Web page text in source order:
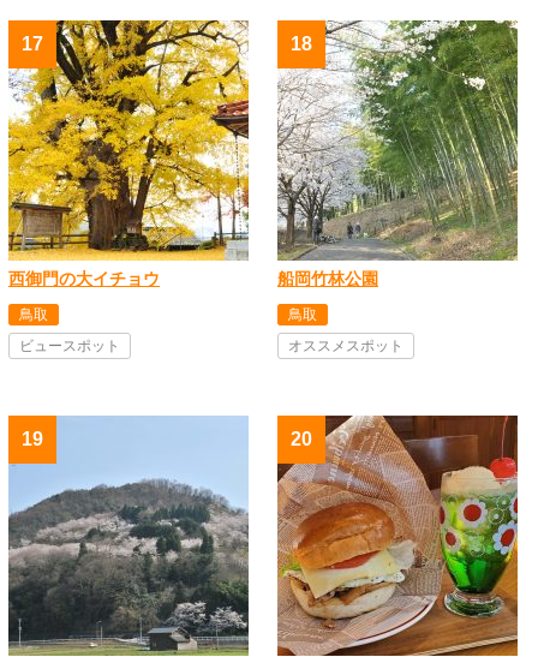
西御門の大イチョウ
鳥取
ビュースポット
船岡竹林公園
鳥取
オススメスポット